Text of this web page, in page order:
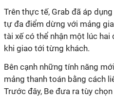
Trên thực tế, Grab đã áp
tự đa điểm dừng với mảng
tài xế có thể nhận một lúc
khi giao tới từng khách.
Bên cạnh những tính năng
mảng thanh toán bằng cách
Trước đây, Be đưa ra tùy